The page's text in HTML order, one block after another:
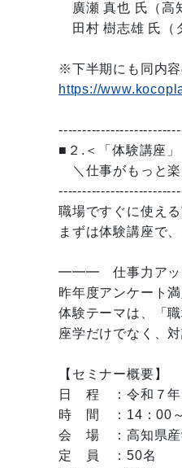
廣瀬 真也 氏（高
田村 樹志雄 氏（
※下半期にも同内容
https://
■２.＜「体験講座
＼仕事がもっと楽
職場ですぐに使え
まずは体験講座で
━━━ 仕事力ア
昨年度アンケート
体験テーマは、「
座学だけでなく、
【セミナー概要】
日 程 ：令和７年
時 間 ：14：00
会 場 ：高知県産
定 員 ：50名